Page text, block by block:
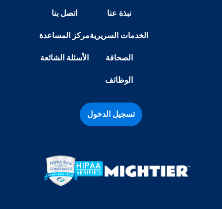
نبذة عنا
الخدمات السريرية
الصحافة
الوظائف
اتصل بنا
مركز المساعدة
الأسئلة الشائعة
تسجيل الدخول